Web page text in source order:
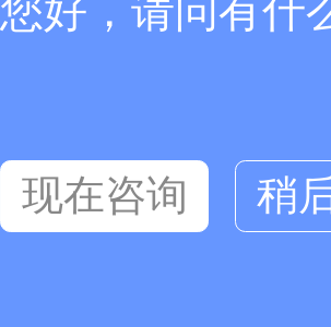
您好，请问有什
现在咨询 稍